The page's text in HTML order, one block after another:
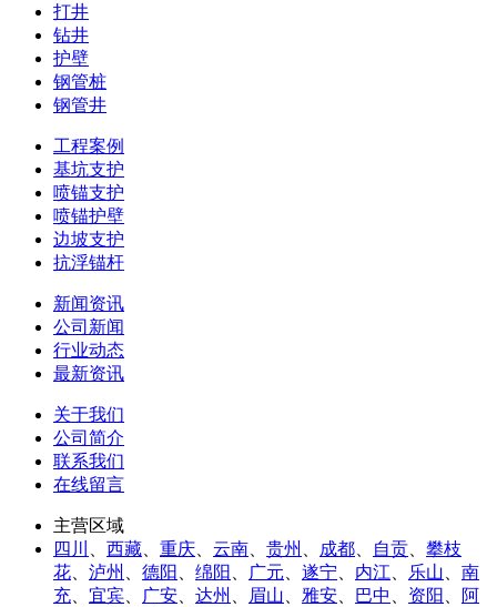
打井
钻井
护壁
钢管桩
钢管井
工程案例
基坑支护
喷锚支护
喷锚护壁
边坡支护
抗浮锚杆
新闻资讯
公司新闻
行业动态
最新资讯
关于我们
公司简介
联系我们
在线留言
主营区域
四川
西藏 重庆 云南 贵州 成都 自贡
攀枝
花
泸州 德阳 绵阳 广元 遂宁 内江 乐山
南
充
宜宾 广安 达州 眉山 雅安 巴中 资阳
阿